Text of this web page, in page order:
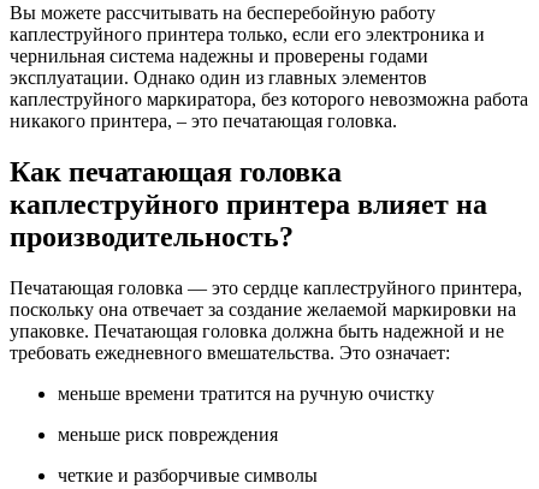
Вы можете рассчитывать на бесперебойную работу
каплеструйного принтера только, если его электроника и
чернильная система надежны и проверены годами
эксплуатации. Однако один из главных элементов
каплеструйного маркиратора, без которого невозможна работа
никакого принтера, – это печатающая головка.
Как печатающая головка
каплеструйного принтера влияет на
производительность?
Печатающая головка — это сердце каплеструйного принтера,
поскольку она отвечает за создание желаемой маркировки на
упаковке. Печатающая головка должна быть надежной и не
требовать ежедневного вмешательства. Это означает:
меньше времени тратится на ручную очистку
меньше риск повреждения
четкие и разборчивые символы